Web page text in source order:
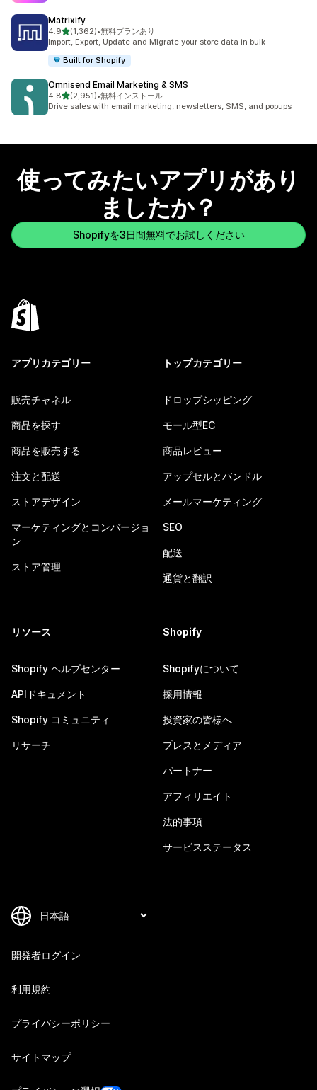
Matrixify
4.95つ星中
(1,362)
合計レビュー数：1362件
•無料プランあり
Import, Export, Update and Migrate your store data in bulk
Built for Shopify
Omnisend Email Marketing & SMS
4.85つ星中
(2,951)
合計レビュー数：2951件
•無料インストール
Drive sales with email marketing, newsletters, SMS, and popups
使ってみたいアプリがあり
ましたか？
Shopifyを3日間無料でお試しください
アプリカテゴリー
販売チャネル
商品を探す
商品を販売する
注文と配送
ストアデザイン
マーケティングとコンバージョ
ン
ストア管理
トップカテゴリー
ドロップシッピング
モール型EC
商品レビュー
アップセルとバンドル
メールマーケティング
SEO
配送
通貨と翻訳
リソース
Shopify ヘルプセンター
APIドキュメント
Shopify コミュニティ
リサーチ
Shopify
Shopifyについて
採用情報
投資家の皆様へ
プレスとメディア
パートナー
アフィリエイト
法的事項
サービスステータス
開発者ログイン
利用規約
プライバシーポリシー
サイトマップ